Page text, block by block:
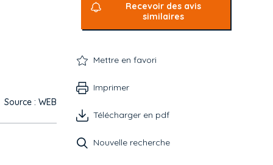
Source : WEB
Recevoir des avis
similaires
Mettre en favori
Imprimer
Télécharger en pdf
Nouvelle recherche